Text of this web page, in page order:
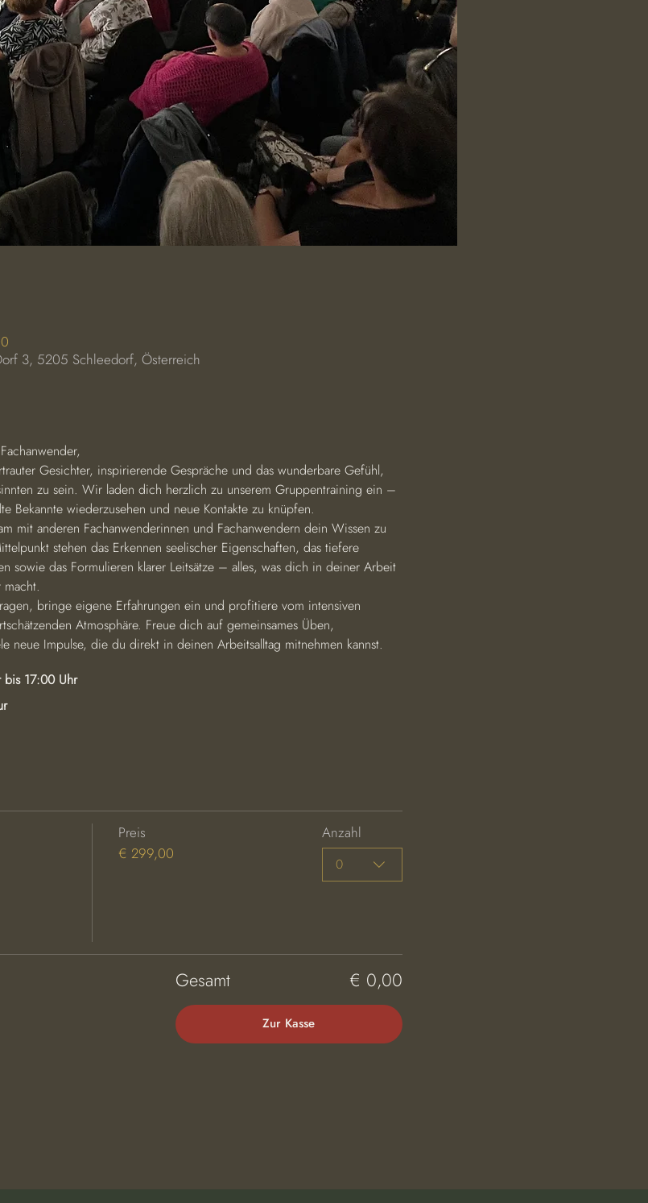
3, 5205 Schleedorf, Österreich
Gesichter, inspirierende Gespräche und das wunderbare Gefühl,
zu sein. Wir laden dich herzlich zu unserem Gruppentraining ein –
Bekannte wiederzusehen und neue Kontakte zu knüpfen.
mit anderen Fachanwenderinnen und Fachanwendern dein Wissen zu
stehen das Erkennen seelischer Eigenschaften, das tiefere
sowie das Formulieren klarer Leitsätze – alles, was dich in deiner Arbeit
bringe eigene Erfahrungen ein und profitiere vom intensiven
Atmosphäre. Freue dich auf gemeinsames Üben,
neue Impulse, die du direkt in deinen Arbeitsalltag mitnehmen kannst.
bis 17:00 Uhr
Preis
€ 299,00
Anzahl
0
Gesamt € 0,00
Zur Kasse